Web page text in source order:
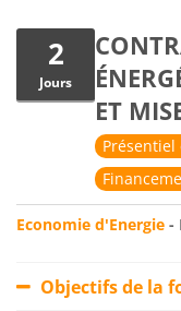
2
Jours
ET
Economie d'Energie -
Objectifs de la